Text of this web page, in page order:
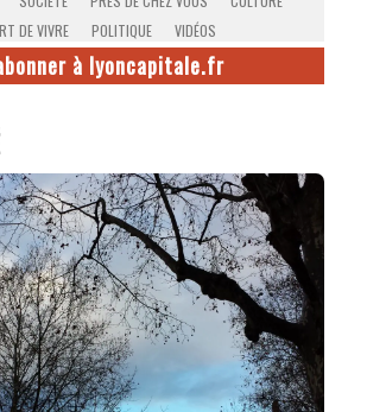
DE VIVRE
POLITIQUE VIDÉOS
à lyoncapitale.fr